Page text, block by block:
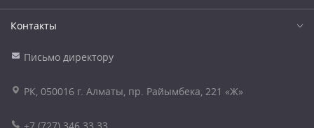
Контакты
Письмо директору
РК, 050016 г. Алматы, пр. Райымбека, 221 «Ж»